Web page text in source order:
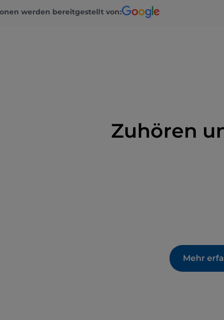
italienischen Stil angelegt waren, wurden im Laufe
angereichert, darunter eine prächtige Magnolia
werden bereitgestellt von:
Zuhören
Mehr